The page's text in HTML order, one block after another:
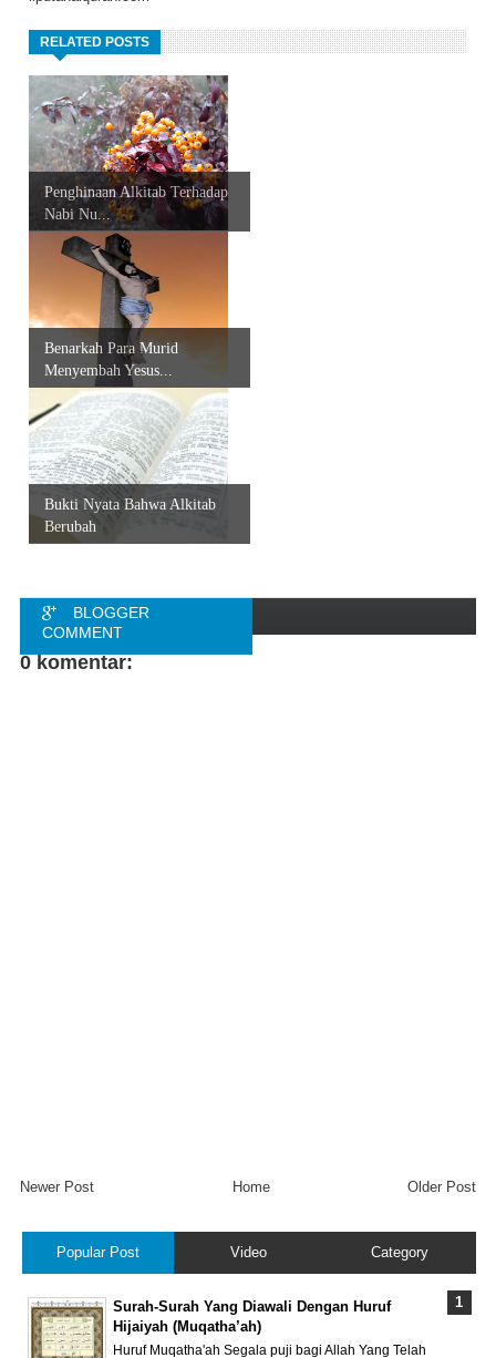
RELATED POSTS
Penghinaan Alkitab Terhadap
Nabi Nu...
Benarkah Para Murid
Menyembah Yesus...
Bukti Nyata Bahwa Alkitab
Berubah
BLOGGER
COMMENT
0 komentar:
Newer Post Older Post
Home
Popular Post Video Category
Surah-Surah Yang Diawali Dengan Huruf
Hijaiyah (Muqatha’ah)
Huruf Muqatha'ah Segala puji bagi Allah Yang Telah